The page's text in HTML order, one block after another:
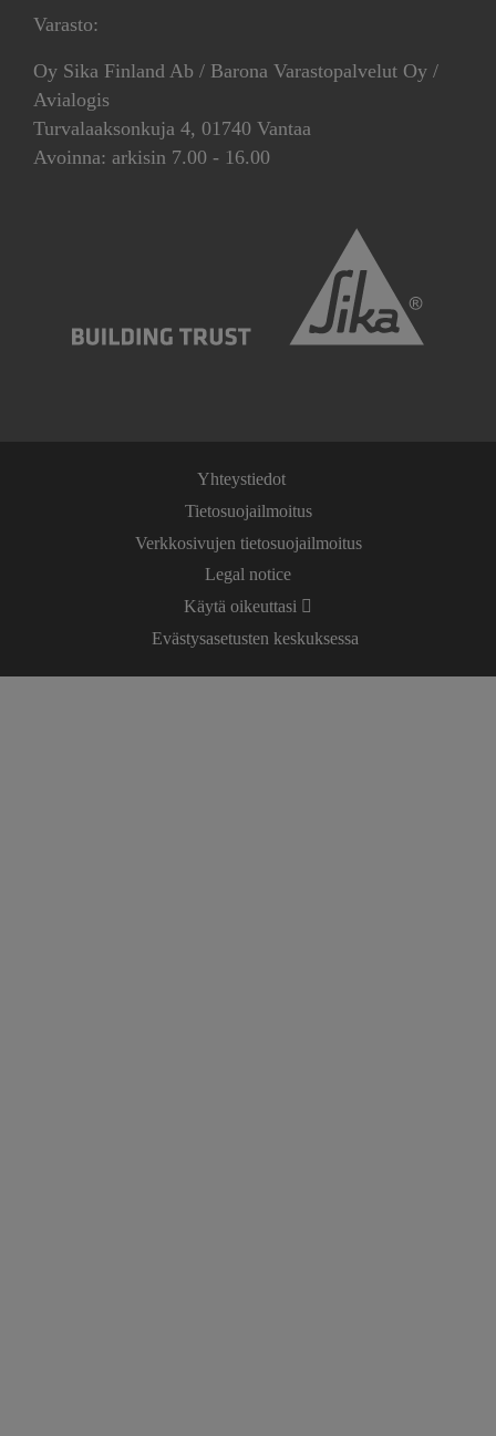
Varasto:
Oy Sika Finland Ab / Barona Varastopalvelut Oy /
Avialogis
Turvalaaksonkuja 4, 01740 Vantaa
Avoinna: arkisin 7.00 - 16.00
Yhteystiedot
Tietosuojailmoitus
Verkkosivujen tietosuojailmoitus
Legal notice
Käytä oikeuttasi
Evästysasetusten keskuksessa